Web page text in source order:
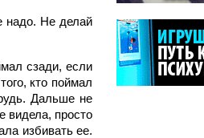
надо. Не делай
сзади, если
кто поймал
Дальше не
видела, просто
избивать ее.